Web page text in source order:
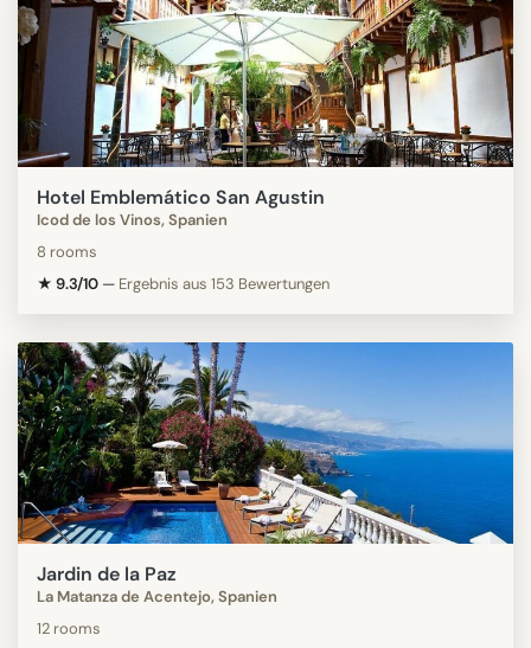
Hotel Emblemático San Agustin
Icod de los Vinos, Spanien
8 rooms
★ 9.3/10 — Ergebnis aus 153 Bewertungen
Jardin de la Paz
La Matanza de Acentejo, Spanien
12 rooms